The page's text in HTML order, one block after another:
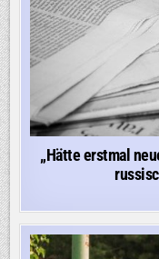
„Hätte erstmal